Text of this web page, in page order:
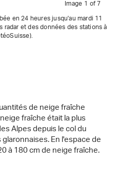
Image 1 of 7
en 24 heures jusqu'au mardi 11
et des données des stations à
de neige fraîche
fraîche était la plus
Alpes depuis le col du
En l'espace de
à 180 cm de neige fraîche.